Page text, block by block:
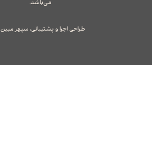
طراحی اجرا و پشتیبانی: سپهر مبین
می‌باشد.